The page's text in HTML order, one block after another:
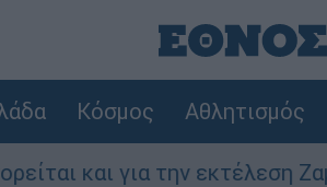
Κόσμος Αθλητισμός
την εκτέλεση Ζαμπούνη